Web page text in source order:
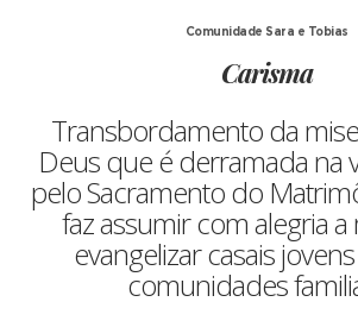
Comunidade Sara e Tobias
Carisma
Transbordamento da
Deus que é derramada na
pelo Sacramento do
faz assumir com alegria
evangelizar casais
comunidades